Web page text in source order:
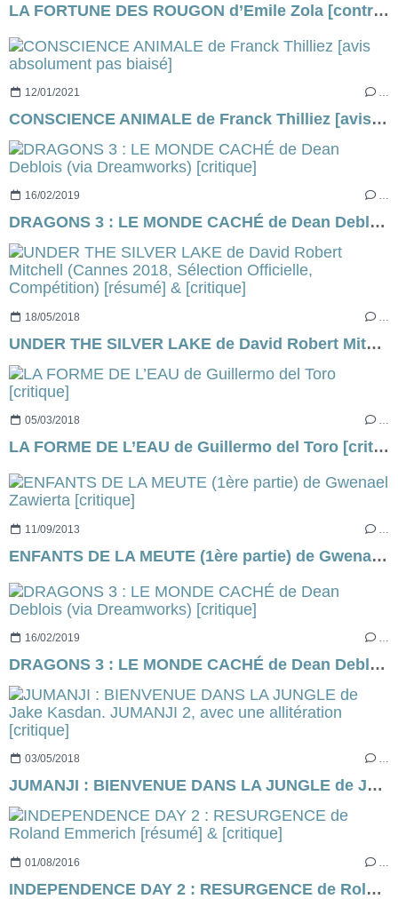
LA FORTUNE DES ROUGON d’Emile Zola [contre-profil d’une œuvre] - CHAPITRE 5
12/01/2021 …
CONSCIENCE ANIMALE de Franck Thilliez [avis absolument pas biaisé]
16/02/2019 …
DRAGONS 3 : LE MONDE CACHÉ de Dean Deblois (via Dreamworks) [critique]
18/05/2018 …
UNDER THE SILVER LAKE de David Robert Mitchell (Cannes 2018, Sélection Officielle, Compétition) [résumé] & [critique]
05/03/2018 …
LA FORME DE L’EAU de Guillermo del Toro [critique]
11/09/2013
ENFANTS DE LA MEUTE (1ère partie) de Gwenael Zawierta [critique]
16/02/2019 …
DRAGONS 3 : LE MONDE CACHÉ de Dean Deblois (via Dreamworks) [critique]
03/05/2018 …
JUMANJI : BIENVENUE DANS LA JUNGLE de Jake Kasdan. JUMANJI 2, avec une allitération [critique]
01/08/2016
INDEPENDENCE DAY 2 : RESURGENCE de Roland Emmerich [résumé] & [critique]